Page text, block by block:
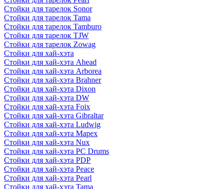
Стойки для тарелок Sonor
Стойки для тарелок Tama
Стойки для тарелок Tamburo
Стойки для тарелок TJW
Стойки для тарелок Zowag
Стойки для хай-хэта
Стойки для хай-хэта Ahead
Стойки для хай-хэта Arborea
Стойки для хай-хэта Brahner
Стойки для хай-хэта Dixon
Стойки для хай-хэта DW
Стойки для хай-хэта Foix
Стойки для хай-хэта Gibraltar
Стойки для хай-хэта Ludwig
Стойки для хай-хэта Mapex
Стойки для хай-хэта Nux
Стойки для хай-хэта PC Drums
Стойки для хай-хэта PDP
Стойки для хай-хэта Peace
Стойки для хай-хэта Pearl
Стойки для хай-хэта Tama